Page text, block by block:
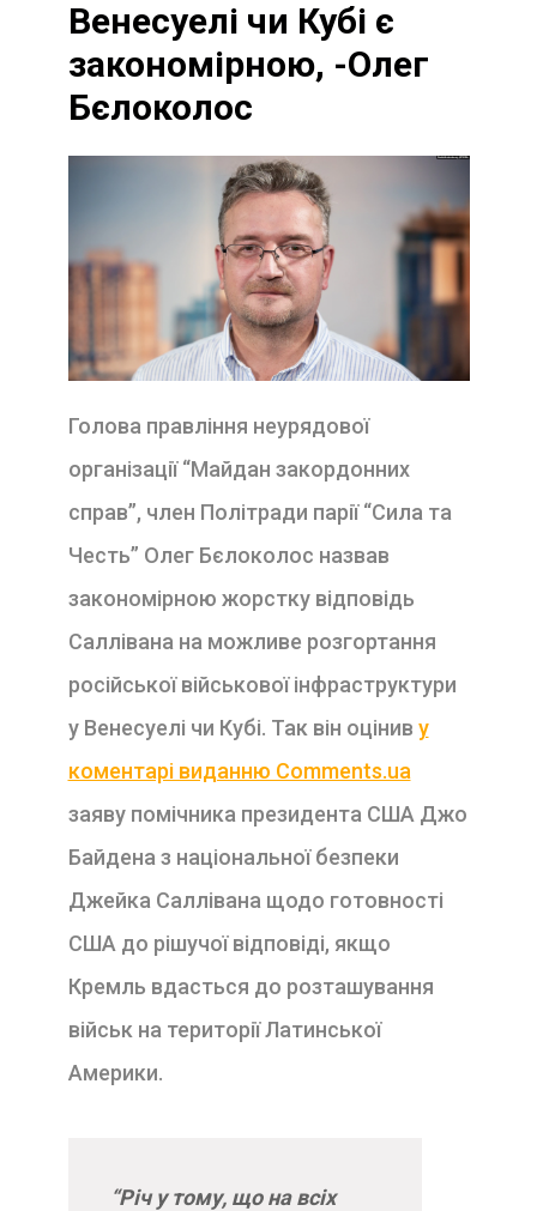
Венесуелі чи Кубі є
закономірною, -Олег
Бєлоколос
Голова правління неурядової
організації “Майдан закордонних
справ”, член Політради парії “Сила та
Честь” Олег Бєлоколос назвав
закономірною жорстку відповідь
Саллівана на можливе розгортання
російської військової інфраструктури
у Венесуелі чи Кубі. Так він оцінив у
коментарі виданню Comments.ua
заяву помічника президента США Джо
Байдена з національної безпеки
Джейка Саллівана щодо готовності
США до рішучої відповіді, якщо
Кремль вдасться до розташування
військ на території Латинської
Америки.
“Річ у тому, що на всіх